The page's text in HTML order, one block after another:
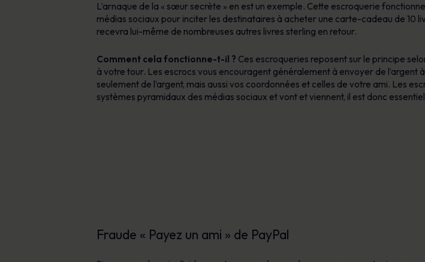
L’arnaque de la « sœur secrète » en est un exemple. Cette escroquerie
médias sociaux pour inciter les destinataires à acheter une carte-cadeau de 10
recevra lui-même de nombreuses autres livres sterling en retour.
Comment cela fonctionne-t-il ? Ces escroqueries reposent sur le principe
à votre tour. Les escrocs vous encouragent généralement à envoyer de l’argent
seulement de l’argent, mais aussi vos coordonnées et celles de votre ami. Les
systèmes pyramidaux des médias sociaux et vont et viennent, il est donc
Fraude « Payez un ami » de PayPal